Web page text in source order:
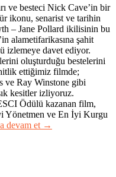
ve besteci Nick Cave’in bir
ikonu, senarist ve tarihin
– Jane Pollard ikilisinin bu
alametifarikasına şahit
izlemeye davet ediyor.
oluşturduğu bestelerini
ettiğimiz filmde;
ve Ray Winstone gibi
kesitler izliyoruz.
Ödülü kazanan film,
Yönetmen ve En İyi Kurgu
devam et →